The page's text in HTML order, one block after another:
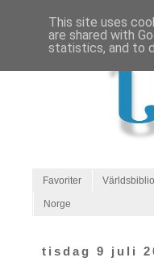
Favoriter
Norge
tisdag 9 juli
This site uses
are shared with
statistics, and to